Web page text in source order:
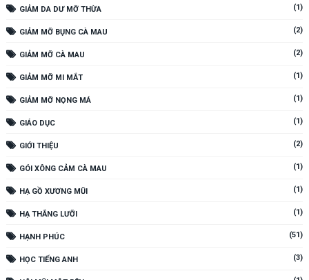
GIẢM DA DƯ MỠ THỪA (1)
GIẢM MỠ BỤNG CÀ MAU (2)
GIẢM MỠ CÀ MAU (2)
GIẢM MỠ MI MẮT (1)
GIẢM MỠ NỌNG MÁ (1)
GIÁO DỤC (1)
GIỚI THIỆU (2)
GÓI XÔNG CẢM CÀ MAU (1)
HẠ GỒ XƯƠNG MŨI (1)
HẠ THẮNG LƯỠI (1)
HẠNH PHÚC (51)
HỌC TIẾNG ANH (3)